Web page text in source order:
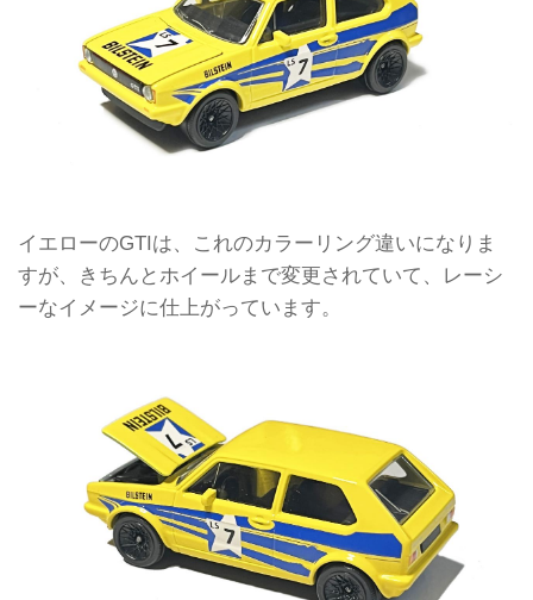
イエローのGTIは、これのカラーリング違いになりま
すが、きちんとホイールまで変更されていて、レーシ
ーなイメージに仕上がっています。